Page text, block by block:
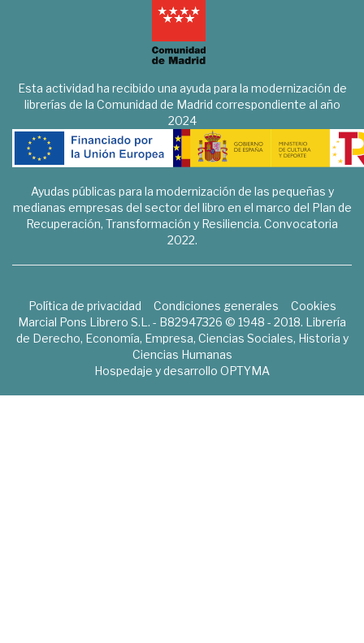
Esta actividad ha recibido una ayuda para la modernización de
librerías de la Comunidad de Madrid correspondiente al año
2024
Ayudas públicas para la modernización de las pequeñas y
medianas empresas del sector del libro en el marco del Plan de
Recuperación, Transformación y Resiliencia. Convocatoria
2022.
Política de privacidad Condiciones generales
Cookies
Marcial Pons Librero S.L. - B82947326 © 1948 - 2018. Librería
de Derecho, Economía, Empresa, Ciencias Sociales, Historia y
Ciencias Humanas
Hospedaje y desarrollo OPTYMA